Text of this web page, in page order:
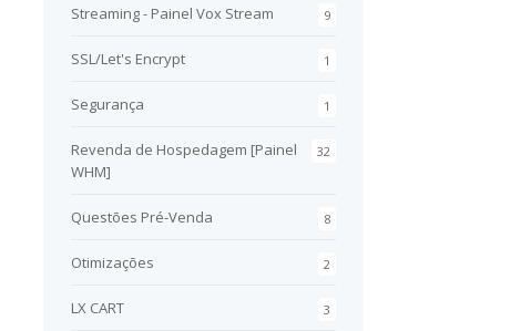
9
Streaming - Painel Vox Stream
1
SSL/Let's Encrypt
1
Segurança
32
Revenda de Hospedagem [Painel
WHM]
8
Questões Pré-Venda
2
Otimizações
3
LX CART